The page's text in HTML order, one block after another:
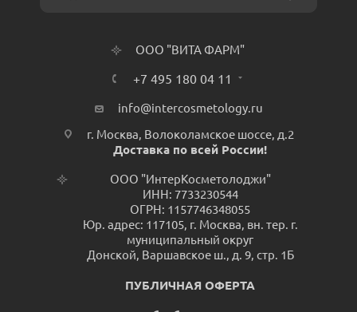
ООО "ВИТА ФАРМ"
+7 495 180 04 11
info@intercosmetology.ru
г. Москва, Волоколамское шоссе, д.2
Доставка по всей России!
ООО "ИнтерКосметолоджи"
ИНН: 7733230544
ОГРН: 1157746348055
Юр. адрес: 117105, г. Москва, вн. тер. г.
муниципальный округ
Донской, Варшавское ш., д. 9, стр. 1Б
ПУБЛИЧНАЯ ОФЕРТА